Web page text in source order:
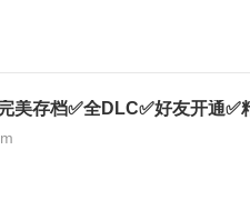
美存档✅全DLC✅好友开通✅